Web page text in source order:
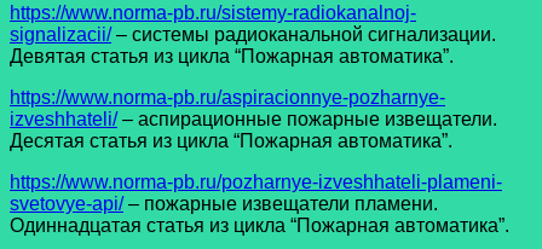
https://www.norma-pb.ru/sistemy-radiokanalnoj-
signalizacii/– системы радиоканальной сигнализации.
Девятая статья из цикла “Пожарная автоматика”.
https://www.norma-pb.ru/aspiracionnye-pozharnye-
izveshhateli/– аспирационные пожарные извещатели.
Десятая статья из цикла “Пожарная автоматика”.
https://www.norma-pb.ru/pozharnye-izveshhateli-plameni-
svetovye-api/– пожарные извещатели пламени.
Одиннадцатая статья из цикла “Пожарная автоматика”.